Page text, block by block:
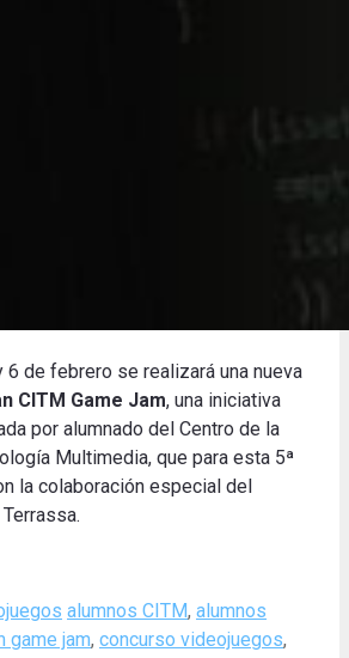
6 de febrero se realizará una nueva
CITM Game Jam, una iniciativa
por alumnado del Centro de la
Multimedia, que para esta 5ª
la colaboración especial del
Tags
alumnos CITM, alumnos
game jam, concurso videojuegos,